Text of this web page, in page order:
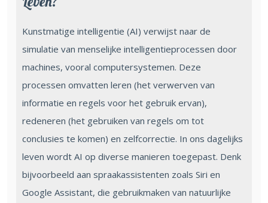
Kunstmatige intelligentie (AI) verwijst naar de
simulatie van menselijke intelligentieprocessen door
machines, vooral computersystemen. Deze
processen omvatten leren (het verwerven van
informatie en regels voor het gebruik ervan),
redeneren (het gebruiken van regels om tot
conclusies te komen) en zelfcorrectie. In ons dagelijks
leven wordt AI op diverse manieren toegepast. Denk
bijvoorbeeld aan spraakassistenten zoals Siri en
Google Assistant, die gebruikmaken van natuurlijke